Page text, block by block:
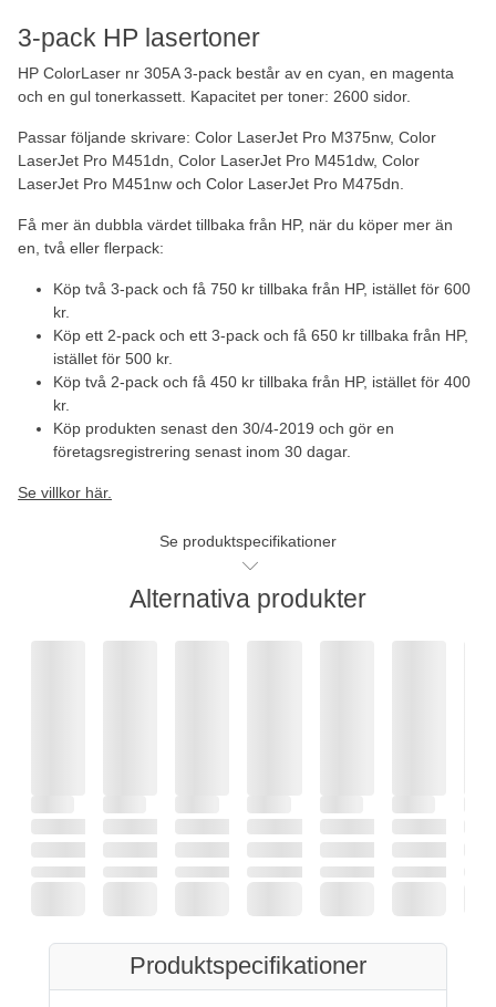
3-pack HP lasertoner
HP ColorLaser nr 305A 3-pack består av en cyan, en magenta
och en gul tonerkassett. Kapacitet per toner: 2600 sidor.
Passar följande skrivare: Color LaserJet Pro M375nw, Color
LaserJet Pro M451dn, Color LaserJet Pro M451dw, Color
LaserJet Pro M451nw och Color LaserJet Pro M475dn.
Få mer än dubbla värdet tillbaka från HP, när du köper mer än
en, två eller flerpack:
Köp två 3-pack och få 750 kr tillbaka från HP, istället för 600
kr.
Köp ett 2-pack och ett 3-pack och få 650 kr tillbaka från HP,
istället för 500 kr.
Köp två 2-pack och få 450 kr tillbaka från HP, istället för 400
kr.
Köp produkten senast den 30/4-2019 och gör en
företagsregistrering senast inom 30 dagar.
Se villkor här.
Se produktspecifikationer
Alternativa produkter
Produktspecifikationer